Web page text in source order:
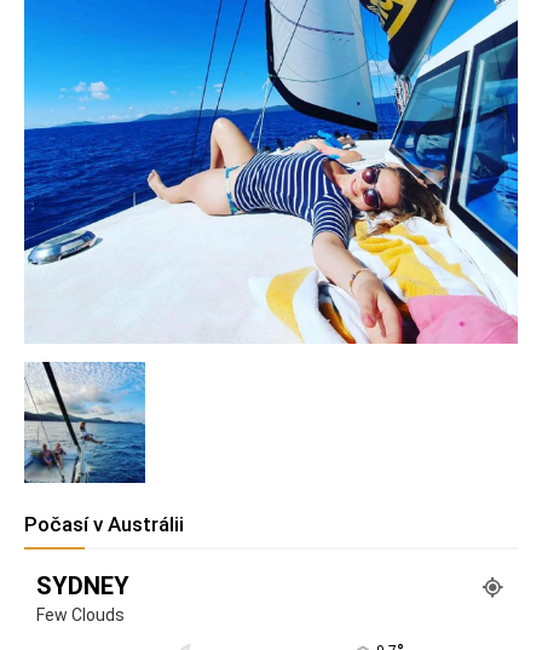
Počasí v Austrálii
SYDNEY
Few Clouds